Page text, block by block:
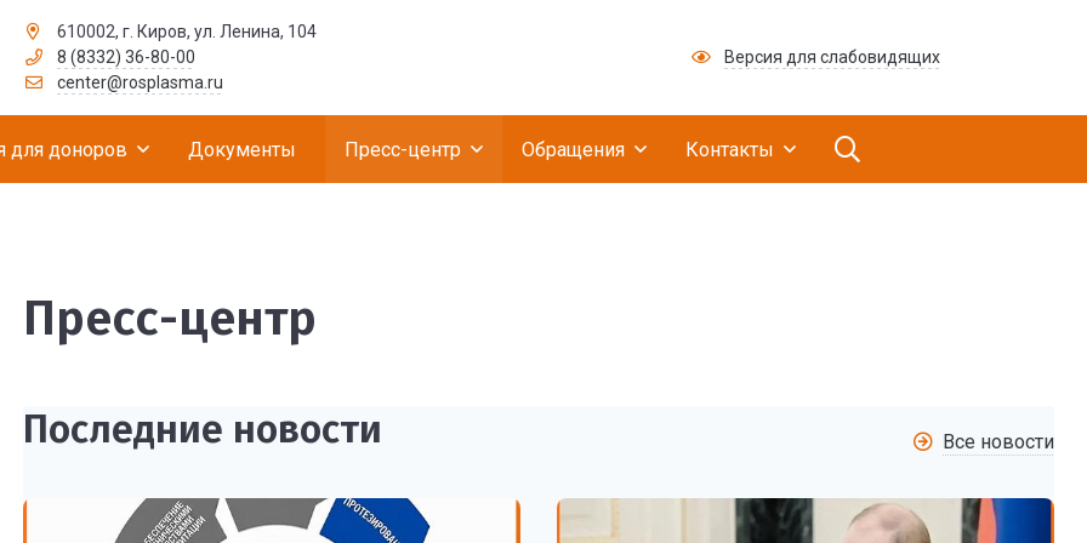
бюджетное учреждение «Российский медицинский научно-производственный
610002, г. Киров, ул. Ленина, 104
8 (8332) 36-80-00
center@rosplasma.ru
Версия для слабовидящих
для доноров Документы Пресс-центр Обращения Контакты
Пресс-центр
Последние новости Все новости